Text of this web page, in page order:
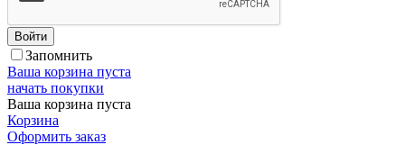
Войти
Запомнить
Ваша корзина пуста
начать покупки
Ваша корзина пуста
Корзина
Оформить заказ